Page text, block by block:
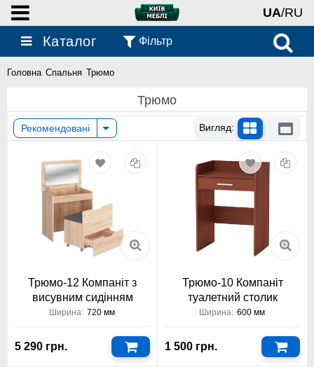
UA/RU
Каталог Фільтр
Головна Спальня Трюмо
Трюмо
Рекомендовані Вигляд:
Трюмо-12 Компаніт з
висувним сидінням
Ширина: 720 мм
5 290 грн.
Трюмо-10 Компаніт
туалетний столик
Ширина: 600 мм
1 500 грн.